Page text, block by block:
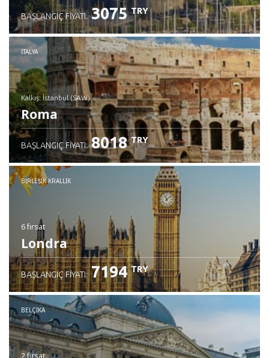
BAŞLANGIÇ FIYATI: 3075 TRY
İTALYA
Kalkış: İstanbul (SAW)
Roma
İncele
BAŞLANGIÇ FIYATI: 8018 TRY
BIRLEŞIK KRALLIK
6 fırsat
Londra
BAŞLANGIÇ FIYATI: 7194 TRY
BELÇIKA